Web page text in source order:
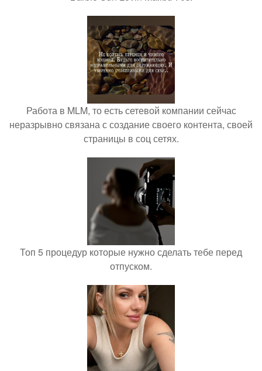
Работа в MLM, то есть сетевой компании сейчас
неразрывно связана с создание своего контента, своей
страницы в соц сетях.
Топ 5 процедур которые нужно сделать тебе перед
отпуском.